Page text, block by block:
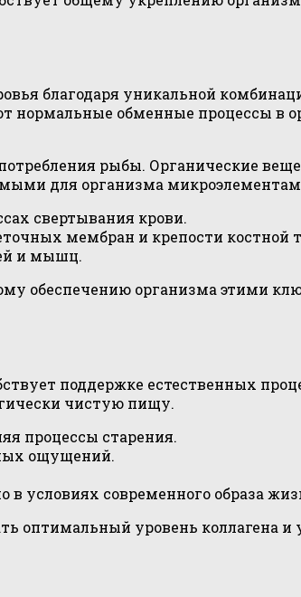
благодаря уникальной
нормальные обменные процессы в
рыбы. Органические
для организма
свертывания крови.
мембран и крепости костной
и мышц.
обеспечению организма этими
поддержке естественных
чистую пищу.
процессы старения.
ощущений.
в условиях современного образа
оптимальный уровень коллагена и